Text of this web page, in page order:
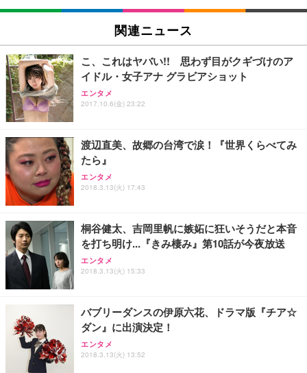
関連ニュース
こ、これはヤバい!! 思わず目がクギづけのア
イドル・女子アナ グラビアショット
エンタメ
2017.10.6(金) 23:22
渡辺直美、故郷の台湾で涙！『世界くらべてみ
たら』
エンタメ
2018.3.13(火) 17:43
桐谷健太、吉岡里帆に嫉妬に狂いそうだと本音
を打ち明け...『きみ棲み』第10話が今夜放送
エンタメ
2018.3.13(火) 15:33
バブリーダンスの伊原六花、ドラマ版『チア☆
ダン』に出演決定！
エンタメ
2018.3.13(火) 13:52